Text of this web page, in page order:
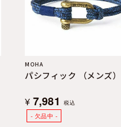
MOHA
パシフィック （メンズ）
¥ 7,981
税込